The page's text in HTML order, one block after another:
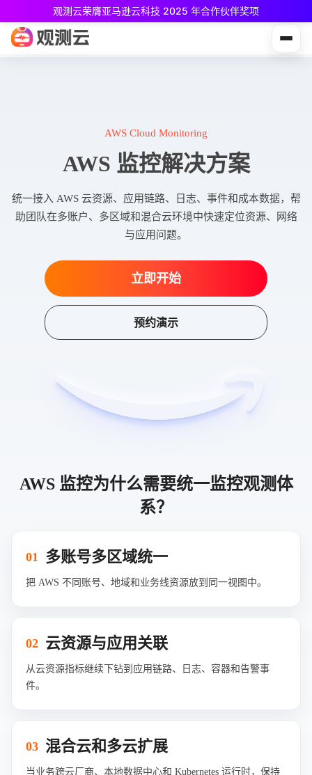
观测云荣膺亚马逊云科技 2025 年合作伙伴奖项
专为中小团队与个人开发者设计，立享强大可观测能力
AWS Cloud Monitoring
AWS 监控解决方案
统一接入 AWS 云资源、应用链路、日志、事件和成本数据，帮
助团队在多账户、多区域和混合云环境中快速定位资源、网络
与应用问题。
立即开始
预约演示
AWS 监控为什么需要统一监控观测体
系？
01 多账号多区域统一
把 AWS 不同账号、地域和业务线资源放到同一视图中。
02 云资源与应用关联
从云资源指标继续下钻到应用链路、日志、容器和告警事
件。
03 混合云和多云扩展
当业务跨云厂商、本地数据中心和 Kubernetes 运行时，保持